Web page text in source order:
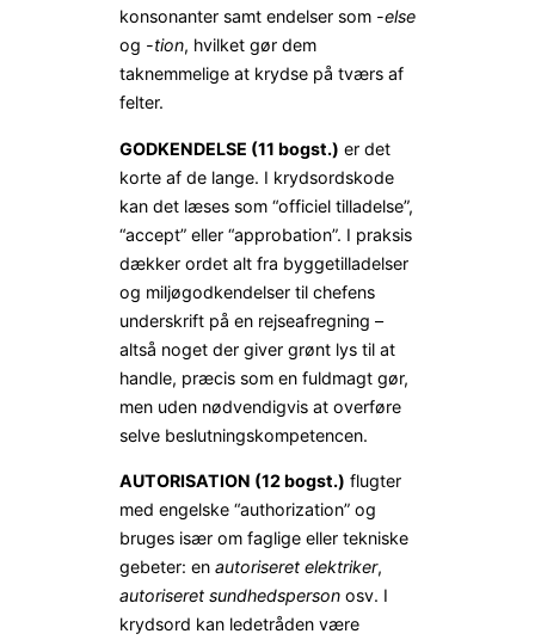
konsonanter samt endelser som -else
og -tion, hvilket gør dem
taknemmelige at krydse på tværs af
felter.
GODKENDELSE (11 bogst.) er det
korte af de lange. I krydsords­kode
kan det læses som “officiel tilladelse”,
“accept” eller “approbation”. I praksis
dækker ordet alt fra byggetilladelser
og miljøgodkendelser til chefens
underskrift på en rejseafregning –
altså noget der giver grønt lys til at
handle, præcis som en fuldmagt gør,
men uden nødvendigvis at overføre
selve beslutnings­kompetencen.
AUTORISATION (12 bogst.) flugter
med engelske “authorization” og
bruges især om faglige eller tekniske
gebeter: en autoriseret elektriker,
autoriseret sundhedsperson osv. I
krydsord kan ledetråden være